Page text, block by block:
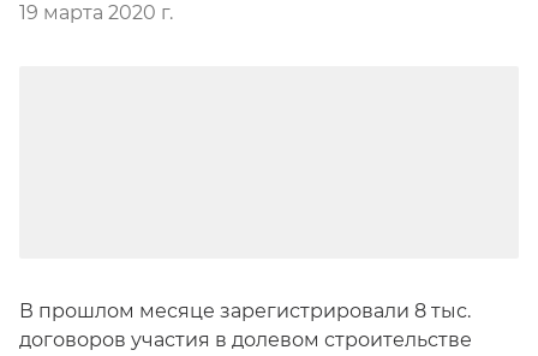
19 марта 2020 г.
В прошлом месяце зарегистрировали 8 тыс.
договоров участия в долевом строительстве